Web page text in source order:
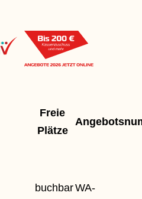
Freie
Plätze
buchbarWA-